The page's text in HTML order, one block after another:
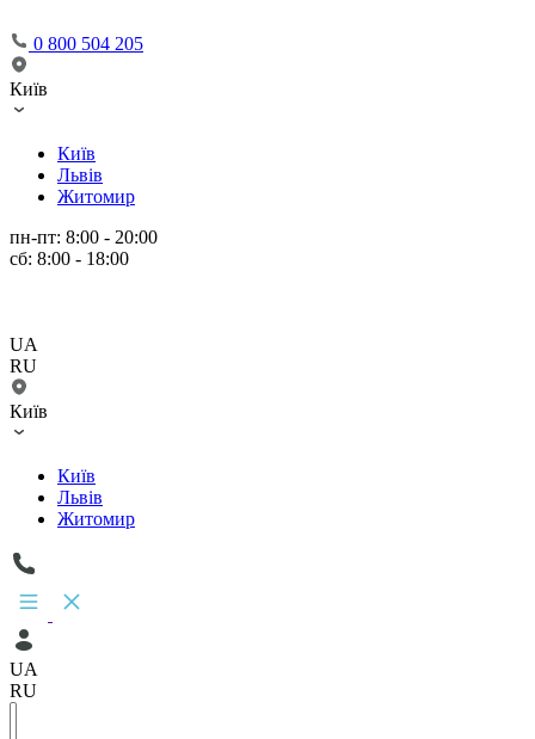
0 800 504 205
Київ
Київ
Львів
Житомир
пн-пт: 8:00 - 20:00
сб: 8:00 - 18:00
UA
RU
Київ
Київ
Львів
Житомир
UA
RU